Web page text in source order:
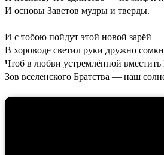
И основы Заветов мудры и тверды.
И с тобою пойдут этой новой зарёй
В хороводе светил руки дружно
Чтоб в любви устремлённой
Зов вселенского Братства — наш